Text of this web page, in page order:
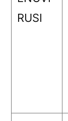
RUSI